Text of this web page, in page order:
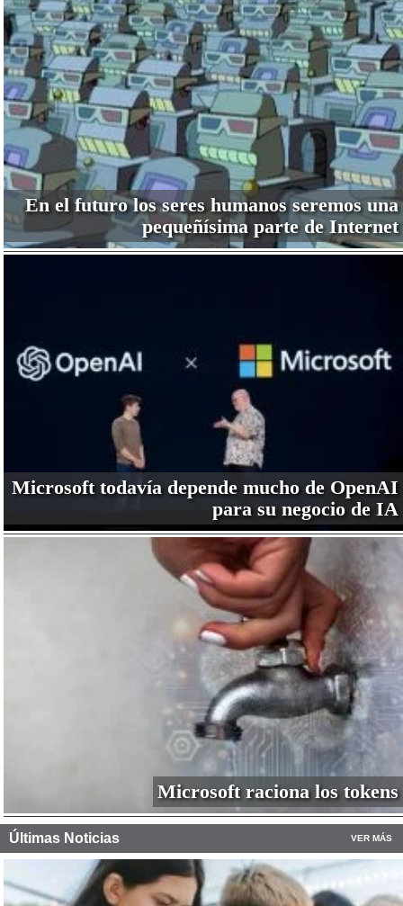
En el futuro los seres humanos seremos una
pequeñísima parte de Internet
Microsoft todavía depende mucho de OpenAI
para su negocio de IA
Microsoft raciona los tokens
Últimas Noticias VER MÁS